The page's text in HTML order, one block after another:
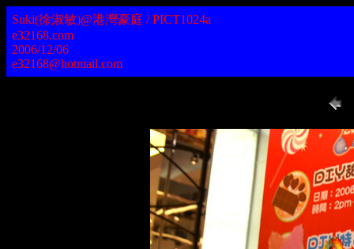
Suki(徐淑敏)@港灣豪庭 / PICT1024a
e32168.com
2006/12/06
e32168@hotmail.com